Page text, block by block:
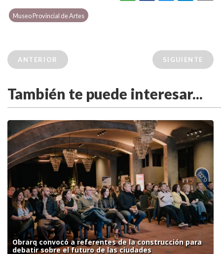
Museo Provincial de Artes
ANTERIOR SIGUIENTE
También te puede interesar...
Obrarq convocó a referentes de la construcción para
debatir sobre el futuro de las ciudades